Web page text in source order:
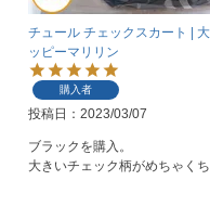
チュール チェックスカート |
ッピーマリリン
購入者
投稿日 2023/03/07
ブラックを購入。
大きいチェック柄がめちゃく